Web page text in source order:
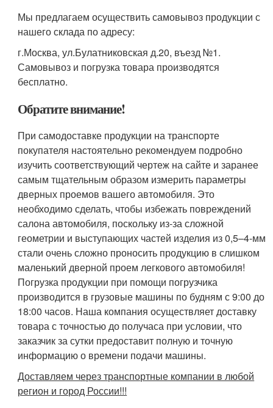
Мы предлагаем осуществить самовывоз продукции с
нашего склада по адресу:
г.Москва, ул.Булатниковская д.20, въезд №1.
Самовывоз и погрузка товара производятся
бесплатно.
Обратите внимание!
При самодоставке продукции на транспорте
покупателя настоятельно рекомендуем подробно
изучить соответствующий чертеж на сайте и заранее
самым тщательным образом измерить параметры
дверных проемов вашего автомобиля. Это
необходимо сделать, чтобы избежать повреждений
салона автомобиля, поскольку из-за сложной
геометрии и выступающих частей изделия из 0,5–4-мм
стали очень сложно проносить продукцию в слишком
маленький дверной проем легкового автомобиля!
Погрузка продукции при помощи погрузчика
производится в грузовые машины по будням с 9:00 до
18:00 часов. Наша компания осуществляет доставку
товара с точностью до получаса при условии, что
заказчик за сутки предоставит полную и точную
информацию о времени подачи машины.
Доставляем через транспортные компании в любой
регион и город России!!!